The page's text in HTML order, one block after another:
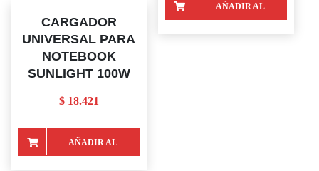
CARGADOR
UNIVERSAL PARA
NOTEBOOK
SUNLIGHT 100W
$18.421
AÑADIR AL
AÑADIR AL